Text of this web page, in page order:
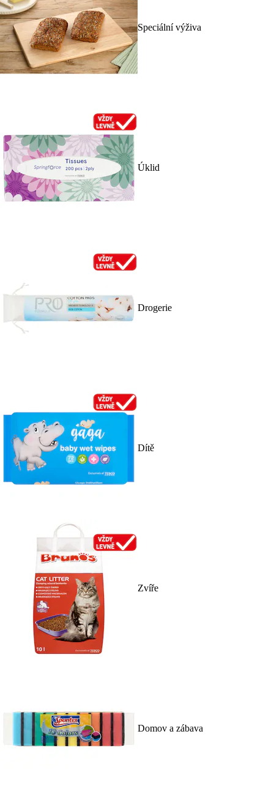
Speciální výživa
Úklid
Drogerie
Dítě
Zvíře
Domov a zábava